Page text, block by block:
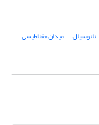
نانوسیال میدان مغناطیسی